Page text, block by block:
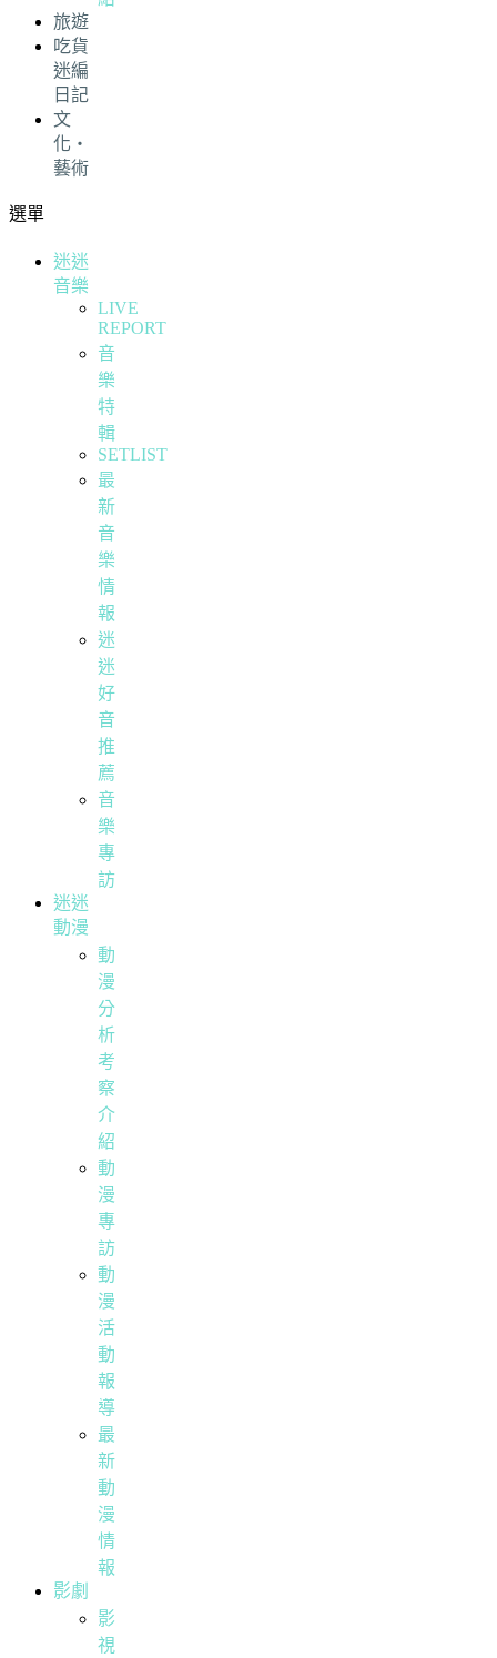
旅遊
吃貨
迷編
日記
文
化・
藝術
選單
迷迷
音樂
LIVE
REPORT
音
樂
特
輯
SETLIST
最
新
音
樂
情
報
迷
迷
好
音
推
薦
音
樂
專
訪
迷迷
動漫
動
漫
分
析
考
察
介
紹
動
漫
專
訪
動
漫
活
動
報
導
最
新
動
漫
情
報
影劇
影
視